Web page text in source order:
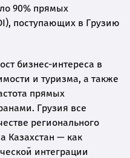
90% прямых
поступающих в Грузию
бизнес-интереса в
и туризма, а также
прямых
Грузия все
регионального
Казахстан — как
интеграции